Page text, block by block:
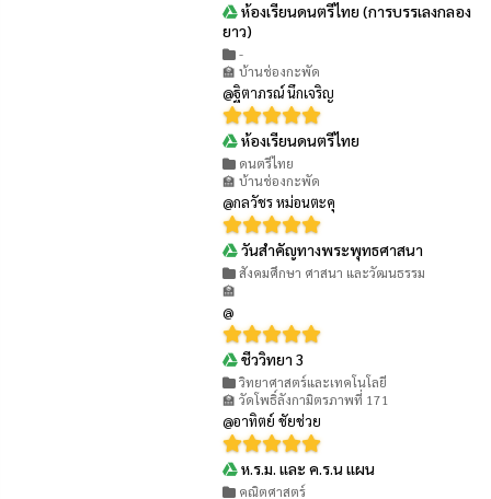
ห้องเรียนดนตรีไทย (การบรรเลงกลอง
ยาว)
-
🏫 บ้านช่องกะพัด
@ฐิตาภรณ์ นึกเจริญ
ห้องเรียนดนตรีไทย
ดนตรีไทย
🏫 บ้านช่องกะพัด
@กลวัชร หม่อนตะคุ
วันสำคัญทางพระพุทธศาสนา
สังคมศึกษา ศาสนา และวัฒนธรรม
🏫
@
ชีววิทยา 3
วิทยาศาสตร์และเทคโนโลยี
🏫 วัดโพธิ์ลังกามิตรภาพที่ 171
@อาทิตย์ ชัยช่วย
ห.ร.ม. และ ค.ร.น แผน
คณิตศาสตร์